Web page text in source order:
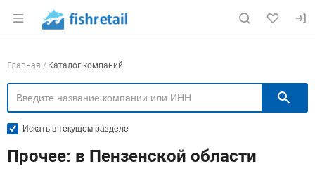
Раздел навигации по сайту fishretail.ru
Навигация по компаниям
Главная Каталог компаний
Искать в текущем разделе
Прочее: в Пензенской области